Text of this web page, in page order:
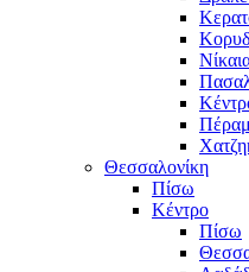
Θεσσαλονίκη
Πίσω
Κέντρο
Πίσω